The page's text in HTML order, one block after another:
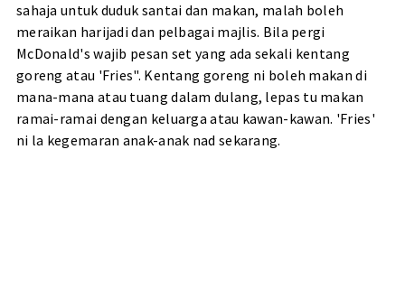
sahaja untuk duduk santai dan makan, malah boleh
meraikan harijadi dan pelbagai majlis. Bila pergi
McDonald's wajib pesan set yang ada sekali kentang
goreng atau 'Fries". Kentang goreng ni boleh makan di
mana-mana atau tuang dalam dulang, lepas tu makan
ramai-ramai dengan keluarga atau kawan-kawan. 'Fries'
ni la kegemaran anak-anak nad sekarang.